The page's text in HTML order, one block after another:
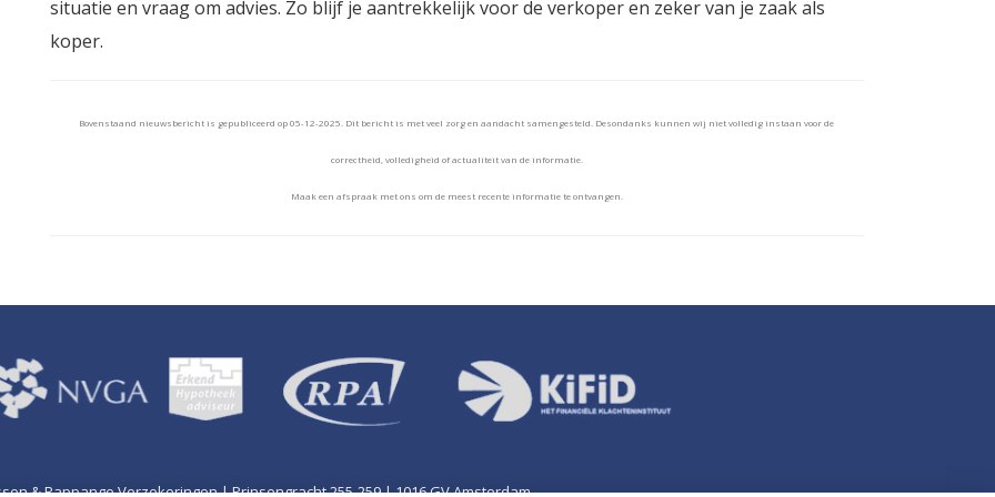
situatie en vraag om advies. Zo blijf je aantrekkelijk voor de verkoper en zeker van je zaak als
koper.
Bovenstaand nieuwsbericht is gepubliceerd op 05-12-2025. Dit bericht is met veel zorg en aandacht samengesteld. Desondanks kunnen wij niet volledig instaan voor de
correctheid, volledigheid of actualiteit van de informatie.
Maak een afspraak met ons om de meest recente informatie te ontvangen.
& Rappange Verzekeringen | Prinsengracht 255-259 | 1016 GV Amsterdam